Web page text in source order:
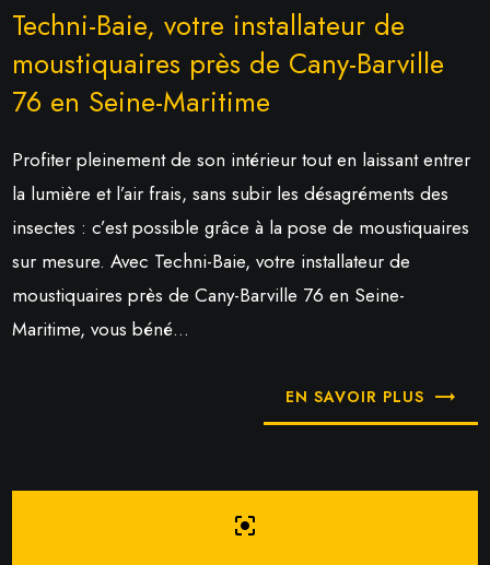
Techni-Baie, votre installateur de
moustiquaires près de Cany-Barville
76 en Seine-Maritime
Profiter pleinement de son intérieur tout en laissant entrer
la lumière et l’air frais, sans subir les désagréments des
insectes : c’est possible grâce à la pose de moustiquaires
sur mesure. Avec Techni-Baie, votre installateur de
moustiquaires près de Cany-Barville 76 en Seine-
Maritime, vous béné...
EN SAVOIR PLUS
center_focus_strong